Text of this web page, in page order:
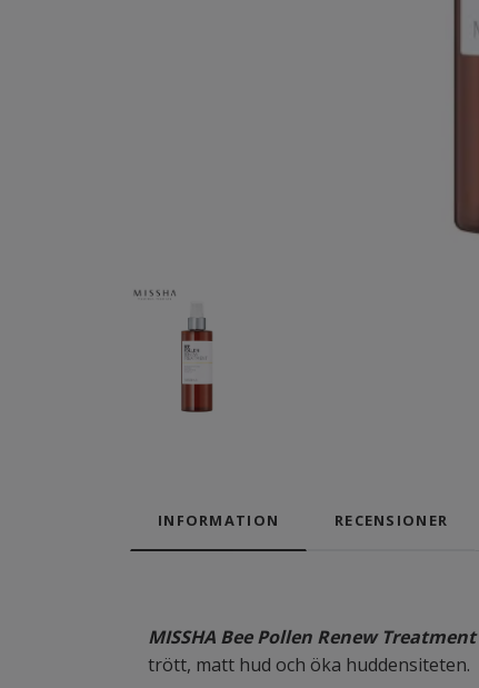
INFORMATION RECENSIONER
MISSHA Bee Pollen Renew Treatment
trött, matt hud och öka huddensiteten.